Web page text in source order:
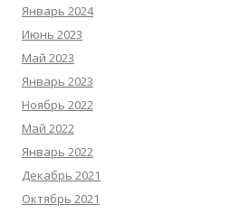
Январь 2024
Июнь 2023
Май 2023
Январь 2023
Ноябрь 2022
Май 2022
Январь 2022
Декабрь 2021
Октябрь 2021